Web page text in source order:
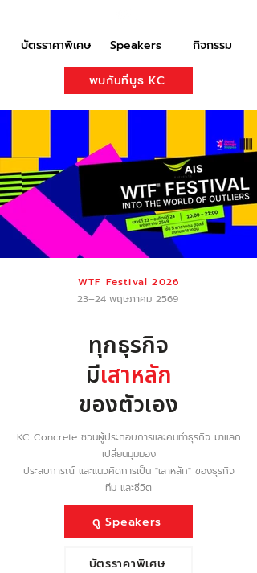
บัตรราคาพิเศษ Speakers กิจกรรม
พบกันที่บูธ KC
WTF Festival 2026
23–24 พฤษภาคม 2569
ทุกธุรกิจ
มีเสาหลัก
ของตัวเอง
KC Concrete ชวนผู้ประกอบการและคนทำธุรกิจ มาแลก
เปลี่ยนมุมมอง
ประสบการณ์ และแนวคิดการเป็น "เสาหลัก" ของธุรกิจ
ทีม และชีวิต
ดู Speakers
บัตรราคาพิเศษ